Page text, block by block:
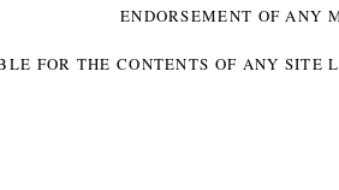
ENDORSEMENT OF ANY
FOR THE CONTENTS OF ANY